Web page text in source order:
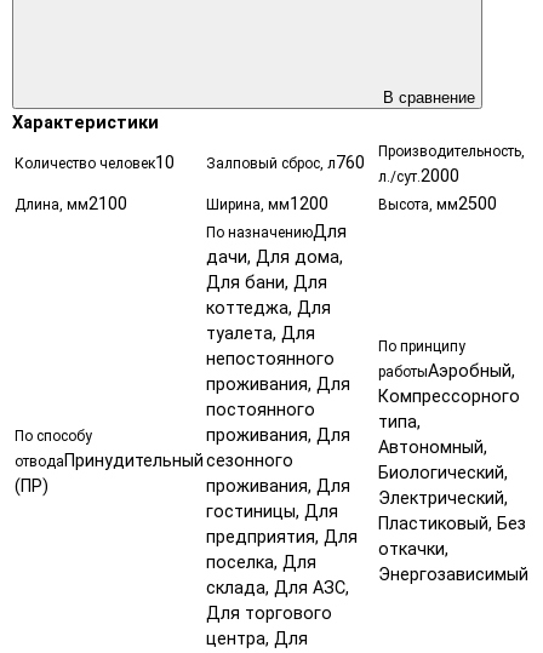
В сравнение
Характеристики
Количество человек10 Залповый сброс, л760
Производительность,
л./сут.2000
Длина, мм2100 Ширина, мм1200 Высота, мм2500
По способу
отвода Принудительный
(ПР)
По назначениюДля
дачи, Для дома,
Для бани, Для
коттеджа, Для
туалета, Для
непостоянного
проживания, Для
постоянного
проживания, Для
сезонного
проживания, Для
гостиницы, Для
предприятия, Для
поселка, Для
склада, Для АЗС,
Для торгового
центра, Для
По принципу
работыАэробный,
Компрессорного
типа,
Автономный,
Биологический,
Электрический,
Пластиковый, Без
откачки,
Энергозависимый